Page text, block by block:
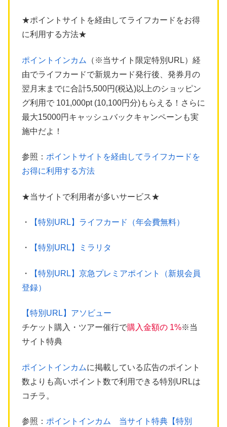
★ポイントサイトを経由してライフカードをお得
に利用する方法★
ポイントインカム
（※当サイト限定特別URL）経
由でライフカードで新規カード発行後、発券月の
翌月末までに合計5,500円(税込)以上のショッピン
グ利用で 101,000pt (10,100円分)もらえる！さらに
最大15000円キャッシュバックキャンペーンも実
施中だよ！
参照： ポイントサイトを経由してライフカードを
お得に利用する方法
★当サイトで利用者が多いサービス★
・ 【特別URL】ライフカード（年会費無料）
・ 【特別URL】ミラリタ
・
【特別URL】京急プレミアポイント（新規会員
登録）
【特別URL】アソビュー
チケット購入・ツアー催行で購入金額の 1%※当
サイト特典
ポイントインカムに掲載している広告のポイント
数よりも高いポイント数で利用できる特別URLは
コチラ。
参照： ポイントインカム 当サイト特典【特別